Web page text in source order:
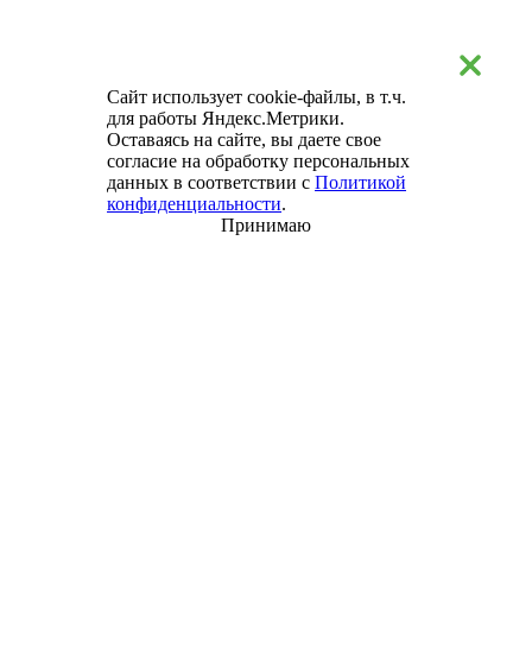
Сайт использует cookie-файлы, в т.ч.
для работы Яндекс.Метрики.
Оставаясь на сайте, вы даете свое
согласие на обработку персональных
данных в соответствии с Политикой
конфиденциальности.
Принимаю